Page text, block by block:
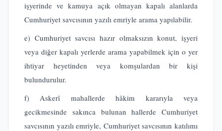
işyerinde ve kamuya açık olmayan kapalı alanlarda
Cumhuriyet savcısının yazılı emriyle arama yapılabilir.
e) Cumhuriyet savcısı hazır olmaksızın konut, işyeri
veya diğer kapalı yerlerde arama yapabilmek için o yer
ihtiyar heyetinden veya komşulardan bir kişi
bulundurulur.
f) Askerî mahallerde hâkim kararıyla veya
gecikmesinde sakınca bulunan hallerde Cumhuriyet
savcısının yazılı emriyle, Cumhuriyet savcısının katılımı